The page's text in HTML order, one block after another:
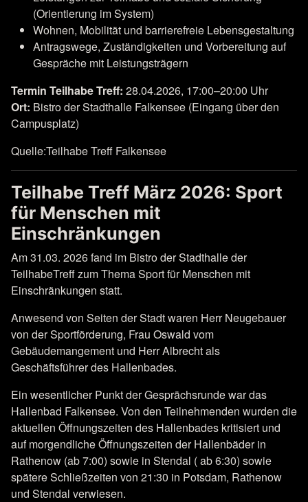
(Orientierung im System)
Wohnen, Mobilität und barrierefreie Lebensgestaltung
Antragswege, Zuständigkeiten und Vorbereitung auf
Gespräche mit Leistungsträgern
Termin Teilhabe Treff: 28.04.2026, 17:00–20:00 Uhr
Ort: Bistro der Stadthalle Falkensee (Eingang über den
Campusplatz)
Quelle:Teilhabe Treff Falkensee
Teilhabe Treff März 2026: Sport
für Menschen mit
Einschränkungen
Am 31.03. 2026 fand im Bistro der Stadthalle der
TeilhabeTreff zum Thema Sport für Menschen mit
Einschränkungen statt.
Anwesend von Seiten der Stadt waren Herr Neugebauer
von der Sportförderung, Frau Oswald vom
Gebäudemangement und Herr Albrecht als
Geschäftsführer des Hallenbades.
Ein wesentlicher Punkt der Gesprächsrunde war das
Hallenbad Falkensee. Von den Teilnehmenden wurden die
aktuellen Öffnungszeiten des Hallenbades kritisiert und
auf morgendliche Öffnungszeiten der Hallenbäder in
Rathenow (ab 7:00) sowie in Stendal ( ab 6:30) sowie
spätere Schließzeiten von 21:30 in Potsdam, Rathenow
und Stendal verwiesen.